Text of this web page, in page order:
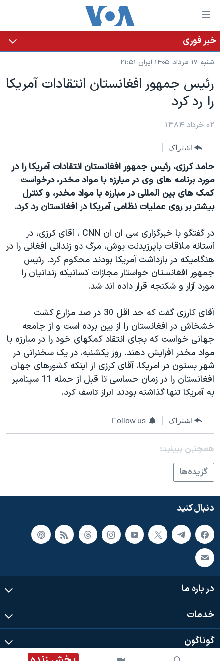
لینکهای
قابل
دسترسی
جهش
محتوای
اصلی
جهش
به
اصلی
جهش
به
جستجو
خانه
نسخه سبک وب‌سایت
موضوع ها
ایران
آمریکا
گزیده‌ها
ویژه برنامه‌ها
ویدیوها
فرهنگ و زندگی
حقوق شهروندی
اقتصادی
علم و فناوری
گالری عکس
آرشیو پخش زنده
برنامه های تلویزیونی
جدول برنامه ها
صفحه‌های ویژه
عملیات خشم حماسی
۲۵۰سالگی آمریکا
بایگانی برنامه‌های تلویزیونی
مستندها
انتخابات ریاست جمهوری آمریکا ۲۰۲۴
حمله جمهوری اسلامی به اسرائیل
رمز مهسا
اعتراضات زن، زندگی، آزادی
مجموعه مستندهای دادخواهی
تریبونال مردمی آبان ۹۸
دادگاه حمید نوری
چهل سال گروگان‌گیری
اعتراضات مردمی آبان ۹۸
همایش محافظه‌کاران آمریکا «سی‌پک»
صفحه‌های ویژه
سفر پرزیدنت ترامپ به چین
پخش رادیویی
یادگیری زبان انگلیسی
دنبال کنید
خبر فوری
شنبه ۱۷ مرداد ۱۴۰۵ ایران ۲۱:۵۱
رئيس جمهور افغانستان انتقادات آمريکا
را رد کرد
۰۲ خرداد ۱۳۸۴
اشتراک
حامد کرزی، رئيس جمهور افغانستان انتقادات آمريکا را در
مورد برنامه های وی در مبارزه با مواد مخدر، درخواست
کمک های بين المللی در مبارزه با مواد مخدر، و کنترل
بيشتر بر روی عمليات نظامی آمريکا در افغانستان رد کرد.
در گفتگو با خبرگزاری سی ان ان CNN ، آقای کرزی، در
آستانه ملاقات باپرزيدنت بوش، مرگ دو زندانی افغانی را در
هنگاميکه در بازداشت آمريکا بودند محکوم کرد. رئيس
جمهور افغانستان خواستار مجازات کسانيکه زندانيان را
مورد آزار و شکنجه قرار داده اند شد.
آقای کارزی گفت که حد اقل 30 در صد مزارع کشت
خشخاش در افغانستان را از بين برده است و از جامعه
جهانی خواست که بجای انتقاد کمکهای خود را در مبارزه با
مواد مخدر افزايش دهند. روز يکشنبه، در يک سخنرانی در
شهر بستون در امريکا، آقای کرزی از اينکه کشورهای جهان
افغانستان را در زمان حساسی تا قبل از حمله 11 سپتامبر
به آمريکا تنها گذاشته بودند ابراز تاسف کرد.
اشتراک Follow us
همچنبن ببینید:
گزيده‌ها
دنبال کنید
در باره ما
خدمات
گوناگون